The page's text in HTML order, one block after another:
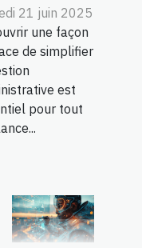
21 juin 2025
une façon
de simplifier
est
pour tout